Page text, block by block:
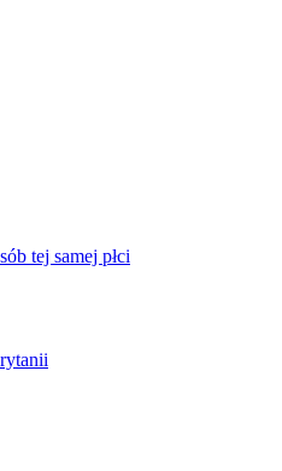
tej samej płci